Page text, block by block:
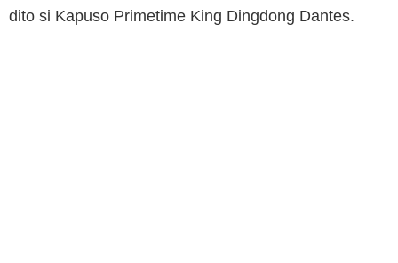
dito si Kapuso Primetime King Dingdong Dantes.